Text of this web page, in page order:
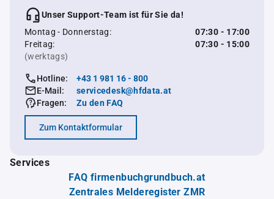
Unser Support-Team ist für Sie da!
Montag - Donnerstag:
07:30 - 17:00
Freitag:
07:30 - 15:00
(werktags)
Hotline:
+43 1 981 16 - 800
E-Mail:
servicedesk@hfdata.at
Fragen:
Zu den FAQ
Zum Kontaktformular
Services
FAQ firmenbuchgrundbuch.at
Zentrales Melderegister ZMR